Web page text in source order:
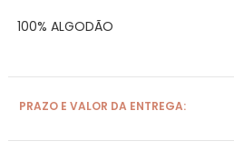
100% ALGODÃO
PRAZO E VALOR DA ENTREGA: